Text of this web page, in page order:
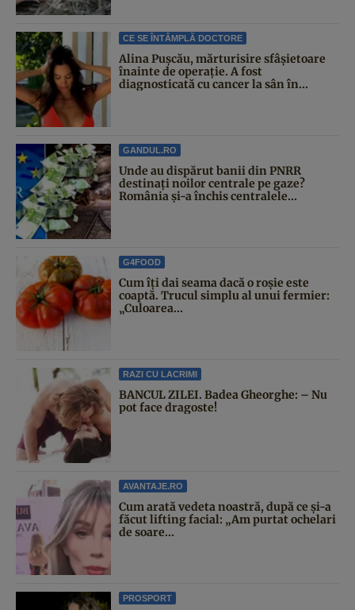
CE SE ÎNTÂMPLĂ DOCTORE
Alina Pușcău, mărturisire sfâșietoare
înainte de operație. A fost
diagnosticată cu cancer la sân în...
GANDUL.RO
Unde au dispărut banii din PNRR
destinați noilor centrale pe gaze?
România și-a închis centralele...
G4FOOD
Cum îți dai seama dacă o roșie este
coaptă. Trucul simplu al unui fermier:
„Culoarea...
RAZI CU LACRIMI
BANCUL ZILEI. Badea Gheorghe: – Nu
pot face dragoste!
AVANTAJE.RO
Cum arată vedeta noastră, după ce și-a
făcut lifting facial: „Am purtat ochelari
de soare...
PROSPORT